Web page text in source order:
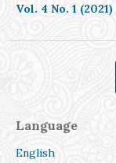
Vol. 4 No. 1 (2021)
Language
English